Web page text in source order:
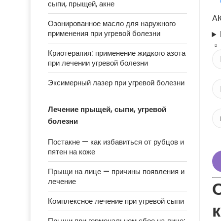
сыпи, прыщей, акне
Озонированное масло для наружного
применения при угревой болезни
Криотерапия: применение жидкого азота
при лечении угревой болезни
Эксимерный лазер при угревой болезни
Лечение прыщей, сыпи, угревой
болезни
Постакне — как избавиться от рубцов и
пятен на коже
Прыщи на лице — причины появления и
лечение
Комплексное лечение при угревой сыпи